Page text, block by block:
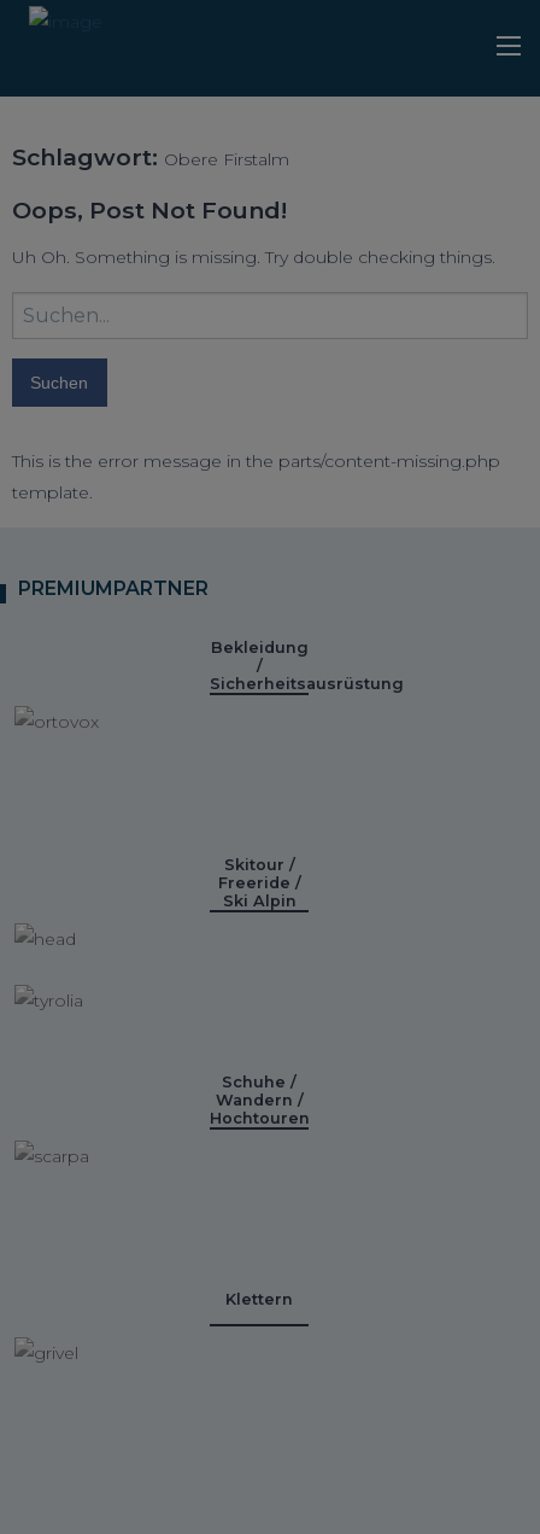
Schlagwort: Obere Firstalm
Oops, Post Not Found!
Uh Oh. Something is missing. Try double checking things.
Suchbegriff
eingeben:
This is the error message in the parts/content-missing.php
template.
PREMIUMPARTNER
Bekleidung
/
Sicherheitsausrüstung
Skitour /
Freeride /
Ski Alpin
Schuhe /
Wandern /
Hochtouren
Klettern